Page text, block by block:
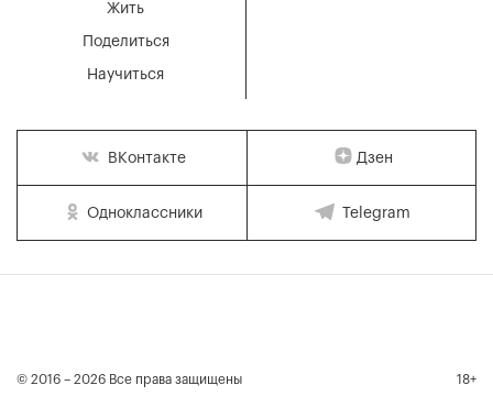
Жить
Поделиться
Научиться
ВКонтакте Дзен
Одноклассники Telegram
© 2016 – 2026 Все права защищены 18+